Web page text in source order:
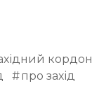
кордон
про захід